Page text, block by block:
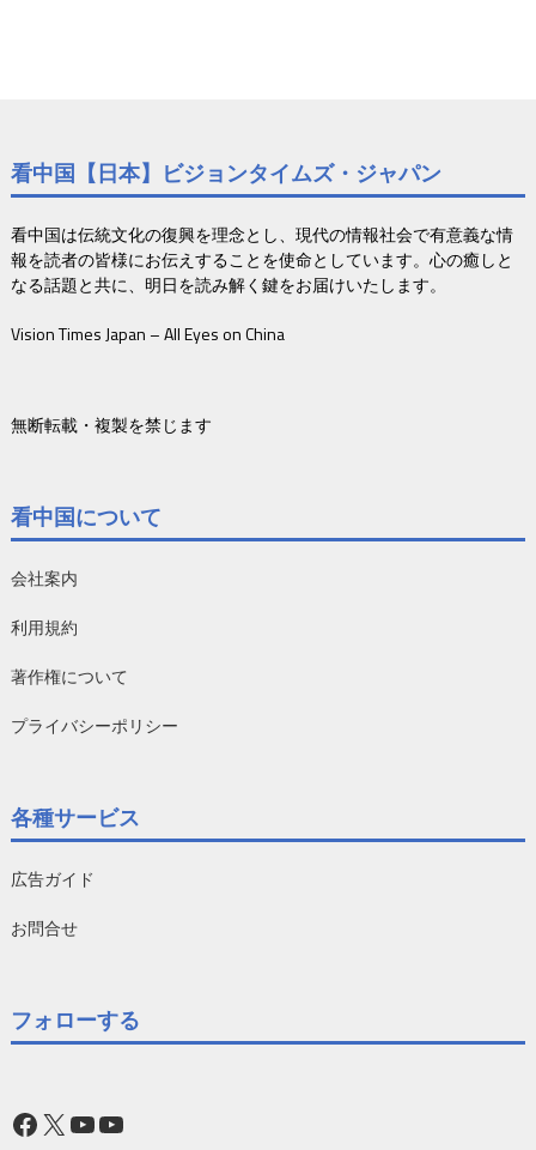
看中国【日本】ビジョンタイムズ・ジャパン
看中国は伝統文化の復興を理念とし、現代の情報社会で有意義な情
報を読者の皆様にお伝えすることを使命としています。心の癒しと
なる話題と共に、明日を読み解く鍵をお届けいたします。
Vision Times Japan – All Eyes on China
無断転載・複製を禁じます
看中国について
会社案内
利用規約
著作権について
プライバシーポリシー
各種サービス
広告ガイド
お問合せ
フォローする
Facebook
X YouTube
YouTube